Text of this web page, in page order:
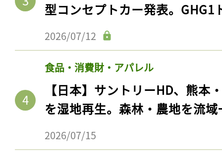
型コンセプトカー発表。GHG1
2026/07/12
食品・消費財・アパレル
【日本】サントリーHD、熊本
を湿地再生。森林・農地を流
2026/07/15